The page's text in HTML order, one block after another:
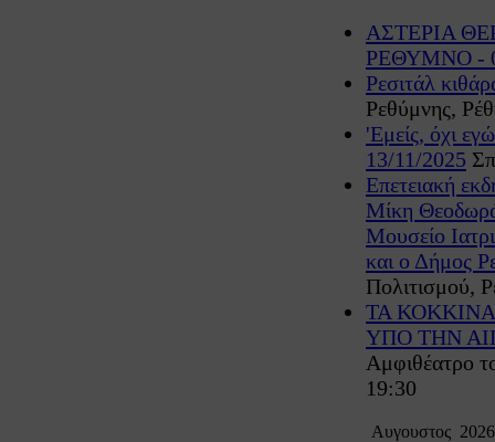
ΑΣΤΕΡΙΑ
ΡΕΘΥΜΝΟ -
Ρεσιτάλ
Ρεθύμνης,
'Εμείς, όχι
13/11/2025
Επετειακή
Μίκη
Μουσείο
και ο Δήμος
Πολιτισμού,
ΤΑ
ΥΠΟ ΤΗΝ
Αμφιθέατρο
19:30
Αυγουστος 2026